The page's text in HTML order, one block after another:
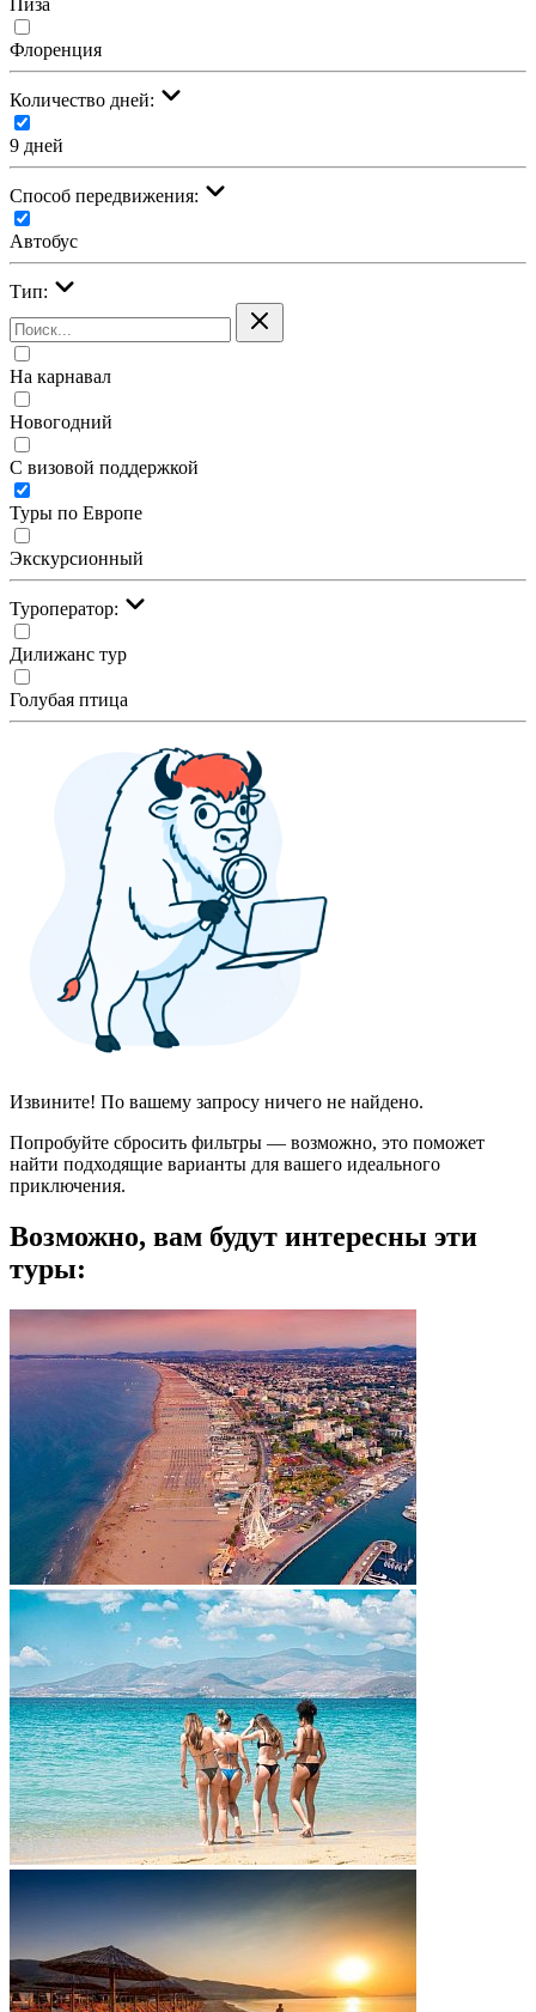
Флоренция
Количество дней:
9 дней
Cпособ передвижения:
Автобус
Тип:
На карнавал
Новогодний
С визовой поддержкой
Туры по Европе
Экскурсионный
Туроператор:
Дилижанс тур
Голубая птица
Извините! По вашему запросу ничего не найдено.
Попробуйте сбросить фильтры — возможно, это поможет
найти подходящие варианты для вашего идеального
приключения.
Возможно, вам будут интересны эти
туры: